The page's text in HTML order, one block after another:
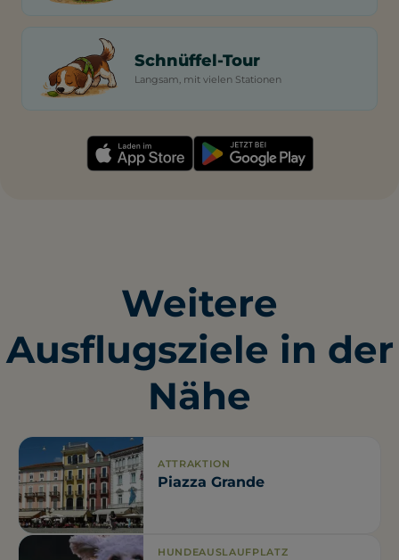
Schnüffel-Tour
Langsam, mit vielen Stationen
Weitere
Ausflugsziele in der
Nähe
ATTRAKTION
Piazza Grande
HUNDEAUSLAUFPLATZ